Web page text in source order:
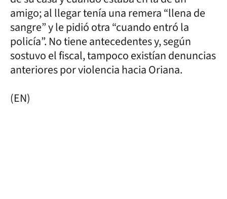
amigo; al llegar tenía una remera “llena de
sangre” y le pidió otra “cuando entró la
policía”. No tiene antecedentes y, según
sostuvo el fiscal, tampoco existían denuncias
anteriores por violencia hacia Oriana.
(EN)